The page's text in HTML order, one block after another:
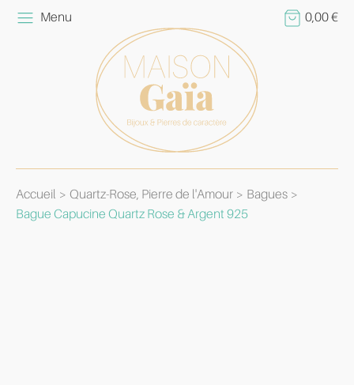
Menu 0,00€
Accueil Quartz-Rose, Pierre de l'Amour
Bagues
Bague Capucine Quartz Rose & Argent 925